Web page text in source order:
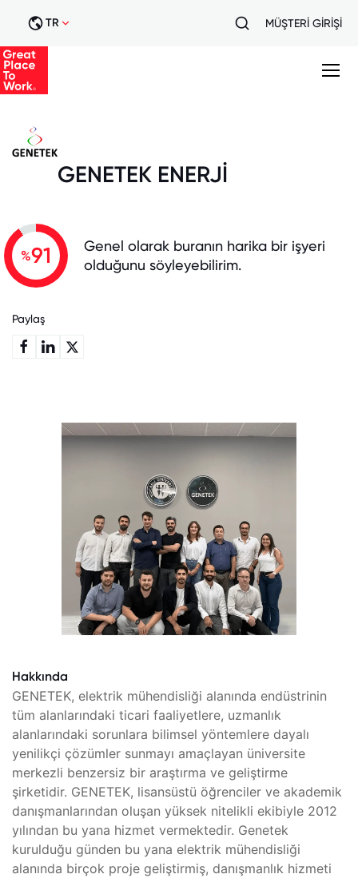
TR MÜŞTERİ GİRİŞİ
GENETEK ENERJİ
%91
Genel olarak buranın harika bir işyeri
olduğunu söyleyebilirim.
Paylaş
Hakkında
GENETEK, elektrik mühendisliği alanında endüstrinin
tüm alanlarındaki ticari faaliyetlere, uzmanlık
alanlarındaki sorunlara bilimsel yöntemlere dayalı
yenilikçi çözümler sunmayı amaçlayan üniversite
merkezli benzersiz bir araştırma ve geliştirme
şirketidir. GENETEK, lisansüstü öğrenciler ve akademik
danışmanlarından oluşan yüksek nitelikli ekibiyle 2012
yılından bu yana hizmet vermektedir. Genetek
kurulduğu günden bu yana elektrik mühendisliği
alanında birçok proje geliştirmiş, danışmanlık hizmeti